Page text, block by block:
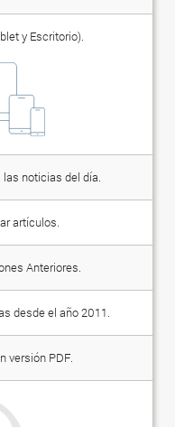
y Escritorio).
noticias del día.
artículos.
Anteriores.
desde el año 2011.
versión PDF.